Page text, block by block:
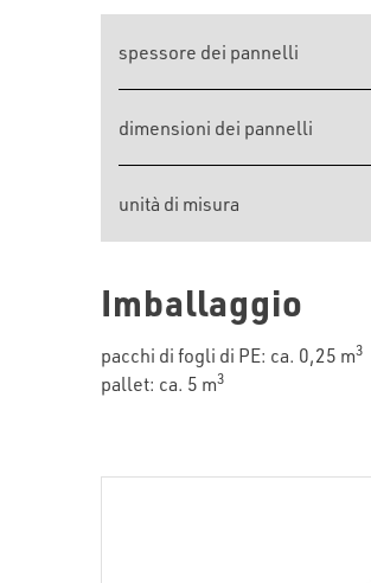
spessore dei pannelli
dimensioni dei pannelli
unità di misura
Imballaggio
pacchi di fogli di PE: ca. 0,25 m3
pallet: ca. 5 m3